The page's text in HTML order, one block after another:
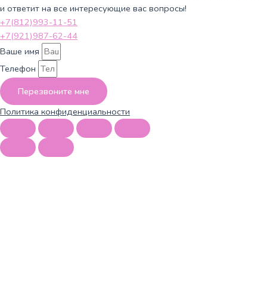
и ответит на все интересующие вас вопросы!
+7(812)993-11-51
+7(921)987-62-44
Ваше имя
Телефон
Перезвоните мне
Политика конфиденциальности